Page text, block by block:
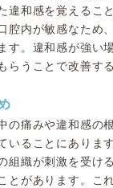
違和感を覚えるこ
腔内が敏感なため
す。違和感が強い
らうことで改善す
の痛みや違和感の
いることにありま
組織が刺激を受け
とがあります。こ